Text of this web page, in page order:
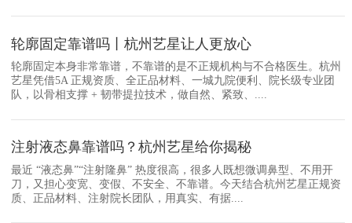
轮廓固定靠谱吗丨杭州艺星让人更放心
轮廓固定本身非常靠谱，不靠谱的是不正规机构与不合格医生。杭州
艺星凭借5A 正规资质、全正品材料、一城九院便利、院长级专业团
队，以骨相支撑 + 韧带提拉技术，做自然、紧致、....
注射液态鼻靠谱吗？杭州艺星给你揭秘
最近 “液态鼻”“注射隆鼻” 热度很高，很多人既想微调鼻型、不用开
刀，又担心变宽、变假、不安全、不靠谱。今天结合杭州艺星正规资
质、正品材料、注射院长团队，用真实、有据....